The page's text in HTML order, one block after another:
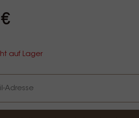
auf Lager